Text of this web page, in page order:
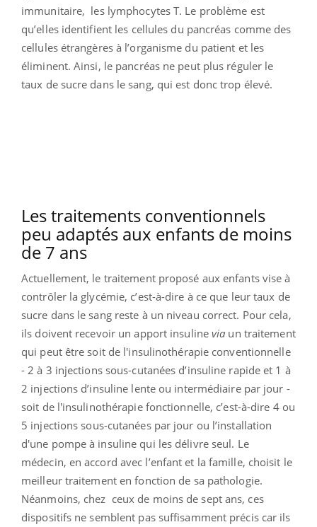
immunitaire, les lymphocytes T. Le problème est
qu’elles identifient les cellules du pancréas comme des
cellules étrangères à l’organisme du patient et les
éliminent. Ainsi, le pancréas ne peut plus réguler le
taux de sucre dans le sang, qui est donc trop élevé.
Les traitements conventionnels
peu adaptés aux enfants de moins
de 7 ans
Actuellement, le traitement proposé aux enfants vise à
contrôler la glycémie, c’est-à-dire à ce que leur taux de
sucre dans le sang reste à un niveau correct. Pour cela,
ils doivent recevoir un apport insulinevia un traitement
qui peut être soit de l'insulinothérapie conventionnelle
- 2 à 3 injections sous-cutanées d’insuline rapide et 1 à
2 injections d’insuline lente ou intermédiaire par jour -
soit de l'insulinothérapie fonctionnelle, c’est-à-dire 4 ou
5 injections sous-cutanées par jour ou l’installation
d'une pompe à insuline qui les délivre seul. Le
médecin, en accord avec l’enfant et la famille, choisit le
meilleur traitement en fonction de sa pathologie.
Néanmoins, chez ceux de moins de sept ans, ces
dispositifs ne semblent pas suffisamment précis car ils